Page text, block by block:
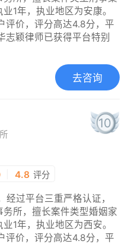
1年，执业地区为安康。
评价，评分高达4.8分，平
颖律师已获得平台特别
去咨询
10
4.8 评分
过平台三重严格认证，
所，擅长案件类型婚姻家
1年，执业地区为西安。
评价，评分高达4.8分，平